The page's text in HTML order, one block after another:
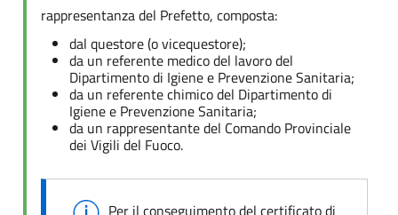
rappresentanza del Prefetto, composta:
dal questore (o vicequestore);
da un referente medico del lavoro del
Dipartimento di Igiene e Prevenzione Sanitaria;
da un referente chimico del Dipartimento di
Igiene e Prevenzione Sanitaria;
da un rappresentante del Comando Provinciale
dei Vigili del Fuoco.
Per il conseguimento del certificato di